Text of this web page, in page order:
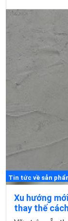
Tin tức về sản
Xu hướng
thay thế